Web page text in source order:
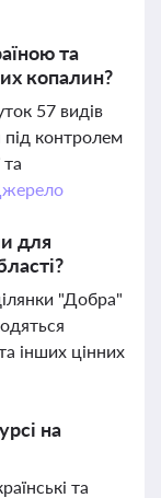
та
копалин?
57 видів
під контролем
для
"Добра"
інших цінних
на
та